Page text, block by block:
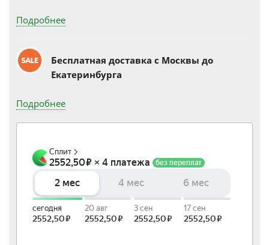
Подробнее
Бесплатная доставка c Москвы до
Екатеринбурга
Подробнее